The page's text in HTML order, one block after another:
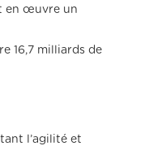
en œuvre un
16,7 milliards de
l’agilité et